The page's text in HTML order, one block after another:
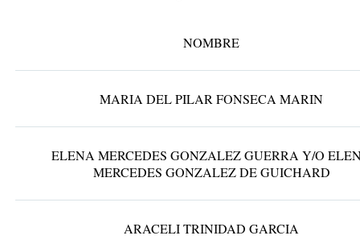
NOMBRE
MARIA DEL PILAR FONSECA MARIN
ELENA MERCEDES GONZALEZ GUERRA Y/O
MERCEDES GONZALEZ DE GUICHARD
ARACELI TRINIDAD GARCIA